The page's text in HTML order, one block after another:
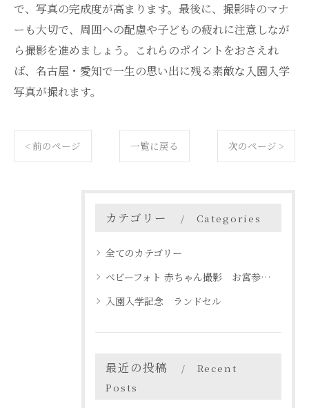
で、写真の完成度が高まります。最後に、撮影時のマナ
ーも大切で、周囲への配慮や子どもの疲れに注意しなが
ら撮影を進めましょう。これらのポイントをおさえれ
ば、名古屋・愛知で一生の思い出に残る素敵な入園入学
写真が撮れます。
< 前のページ 一覧に戻る 次のページ >
カテゴリー Categories
全てのカテゴリー
ベビーフォト 赤ちゃん撮影 お宮参り 名古屋 天白区
入園入学記念 ランドセル
最近の投稿
Recent
Posts